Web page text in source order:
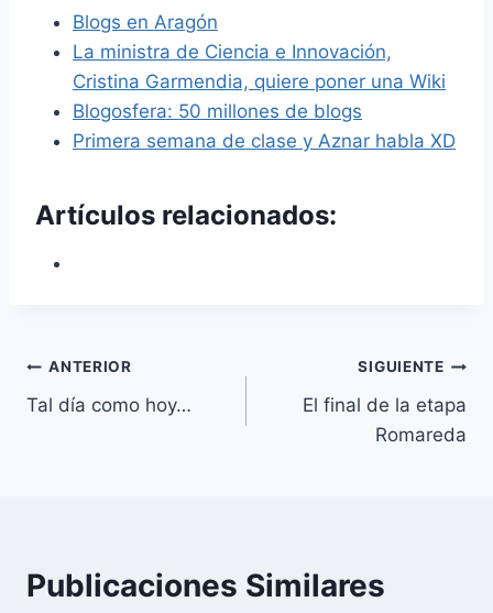
Blogs en Aragón
La ministra de Ciencia e Innovación,
Cristina Garmendia, quiere poner una Wiki
Blogosfera: 50 millones de blogs
Primera semana de clase y Aznar habla XD
Artículos relacionados:
Navegación
de
ANTERIOR
Tal día como hoy…
SIGUIENTE
El final de la etapa
Romareda
Publicaciones Similares